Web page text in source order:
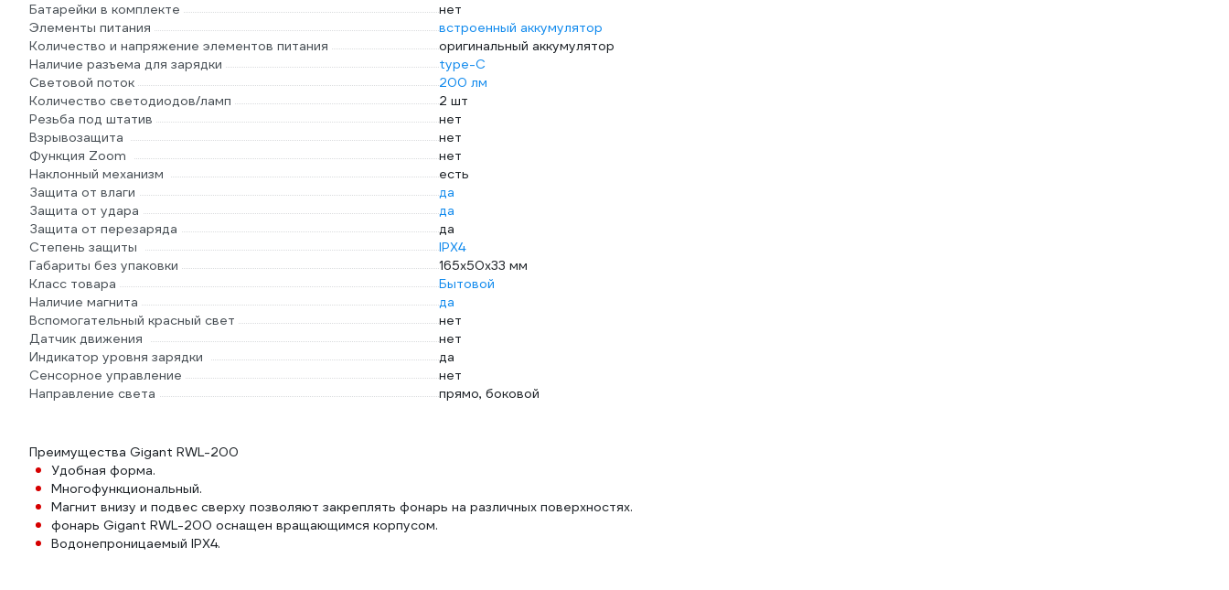
Батарейки в комплекте
нет
Элементы питания
встроенный аккумулятор
Количество и напряжение элементов питания
оригинальный аккумулятор
Наличие разъема для зарядки
type-C
Световой поток
200 лм
Количество светодиодов/ламп
2 шт
Резьба под штатив
нет
Взрывозащита
нет
Функция Zoom
нет
Наклонный механизм
есть
Защита от влаги
да
Защита от удара
да
Защита от перезаряда
да
Степень защиты
IPX4
Габариты без упаковки
165х50х33 мм
Класс товара
Бытовой
Наличие магнита
да
Вспомогательный красный свет
нет
Датчик движения
нет
Индикатор уровня зарядки
да
Сенсорное управление
нет
Направление света
прямо, боковой
Преимущества Gigant RWL-200
Удобная форма.
Многофункциональный.
Магнит внизу и подвес сверху позволяют закреплять фонарь на различных поверхностях.
фонарь Gigant RWL-200 оснащен вращающимся корпусом.
Водонепроницаемый IPX4.